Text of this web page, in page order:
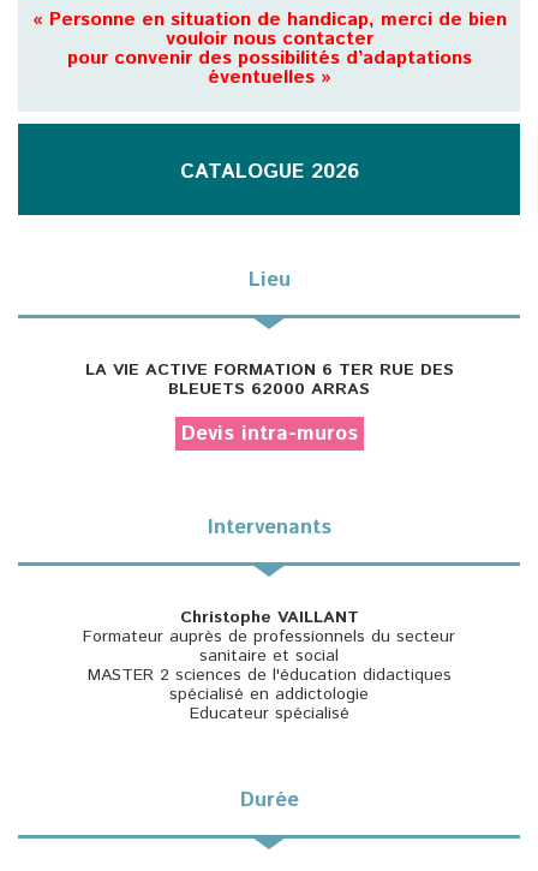
« Personne en situation de handicap, merci de bien
vouloir nous contacter
pour convenir des possibilités d’adaptations
éventuelles »
CATALOGUE 2026
Lieu
LA VIE ACTIVE FORMATION 6 TER RUE DES
BLEUETS 62000 ARRAS
Devis intra-muros
Intervenants
Christophe VAILLANT
Formateur auprès de professionnels du secteur
sanitaire et social
MASTER 2 sciences de l'éducation didactiques
spécialisé en addictologie
Educateur spécialisé
Durée